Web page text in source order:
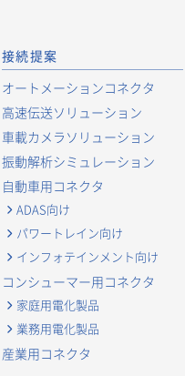
接続提案
オートメーションコネクタ
高速伝送ソリューション
車載カメラソリューション
振動解析シミュレーション
自動車用コネクタ
ADAS向け
パワートレイン向け
インフォテインメント向け
コンシューマー用コネクタ
家庭用電化製品
業務用電化製品
産業用コネクタ